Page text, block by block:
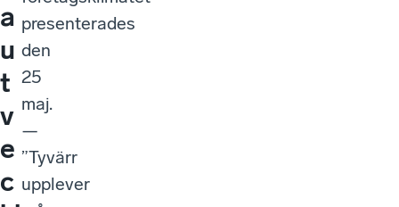
a
u
t
v
e
c
presenterades
den
25
maj.
—
”Tyvärr
upplever